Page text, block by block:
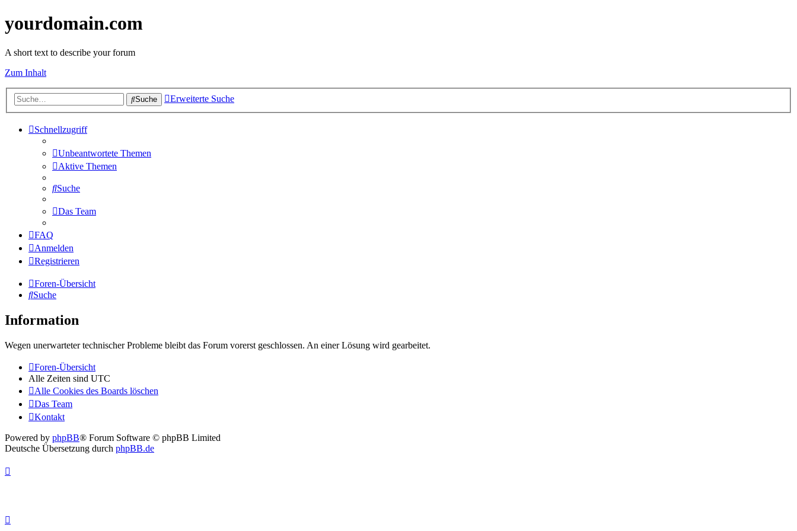
yourdomain.com
A short text to describe your forum
Zum Inhalt
Suche Erweiterte Suche
Schnellzugriff
Unbeantwortete Themen
Aktive Themen
Suche
Das Team
FAQ
Anmelden
Registrieren
Foren-Übersicht
Suche
Information
Wegen unerwarteter technischer Probleme bleibt das Forum vorerst geschlossen. An einer Lösung wird gearbeitet.
Foren-Übersicht
Alle Zeiten sind UTC
Alle Cookies des Boards löschen
Das Team
Kontakt
Powered by phpBB® Forum Software © phpBB Limited
Deutsche Übersetzung durch phpBB.de